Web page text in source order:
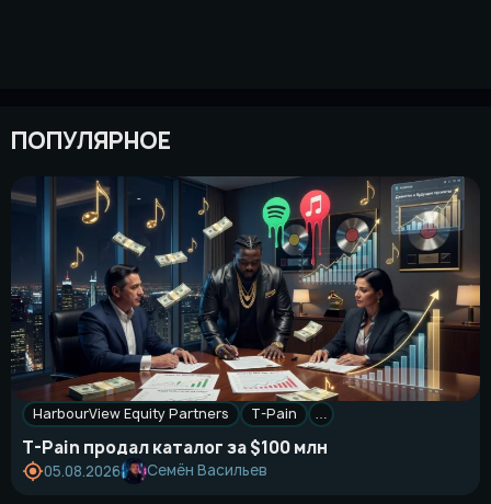
ПОПУЛЯРНОЕ
HarbourView Equity Partners T-Pain
T-Pain продал каталог за $100 млн
05.08.2026 Семён Васильев